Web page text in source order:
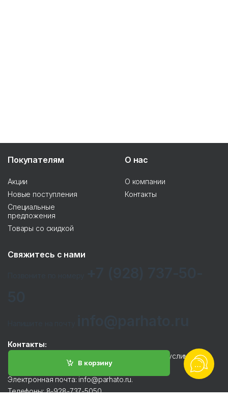
В корзину
Покупателям
Акции
Новые поступления
Специальные
предложения
Товары со скидкой
О нас
О компании
Контакты
Свяжитесь с нами
Контакты:
Фактический адрес: 364024, Грозный, улица Муслима
Гайрбекова, 68 к2.
Электронная почта: info@parhato.ru.
Телефоны: 8-928-737-5050.